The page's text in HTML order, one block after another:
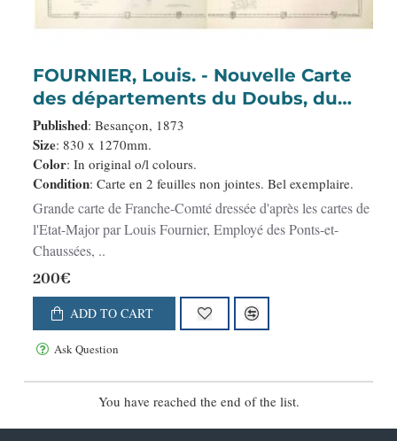
FOURNIER, Louis. - Nouvelle Carte
des départements du Doubs, du
Jura, et de la Haute Saône, formant,
avant 1790, l'ancienne province de
la Franche-Comté.
Published: Besançon, 1873
Size: 830 x 1270mm.
Color: In original o/l colours.
Condition: Carte en 2 feuilles non jointes. Bel exemplaire.
Grande carte de Franche-Comté dressée d'après les cartes de
l'Etat-Major par Louis Fournier, Employé des Ponts-et-
Chaussées, ..
200€
ADD TO CART
Ask Question
You have reached the end of the list.